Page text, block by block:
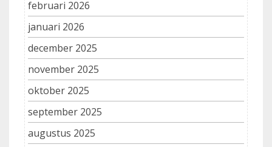
februari 2026
januari 2026
december 2025
november 2025
oktober 2025
september 2025
augustus 2025